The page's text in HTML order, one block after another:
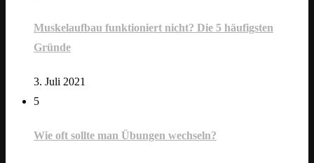
Muskelaufbau funktioniert nicht? Die 5 häufigsten
Gründe
3. Juli 2021
5
Wie oft sollte man Übungen wechseln?